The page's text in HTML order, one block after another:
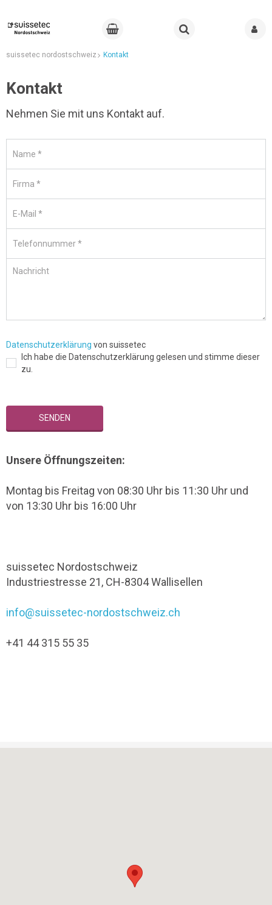
suissetec nordostschweiz Kontakt
Kontakt
Nehmen Sie mit uns Kontakt auf.
Datenschutzerklärung von suissetec
Ich habe die Datenschutzerklärung gelesen und stimme dieser
zu.
Unsere Öffnungszeiten:
Montag bis Freitag von 08:30 Uhr bis 11:30 Uhr und
von 13:30 Uhr bis 16:00 Uhr
suissetec Nordostschweiz
Industriestresse 21, CH-8304 Wallisellen
info@suissetec-nordostschweiz.ch
+41 44 315 55 35